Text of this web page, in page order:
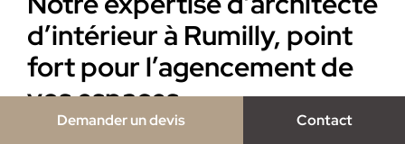
Demander un devis Contact
d’intérieur à Rumilly, point
fort pour l’agencement de
vos espaces